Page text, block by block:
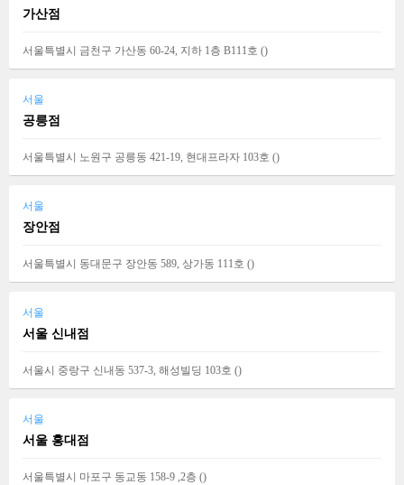
가산점
서울특별시 금천구 가산동 60-24, 지하 1층 B111호 ()
서울
공릉점
서울특별시 노원구 공릉동 421-19, 현대프라자 103호 ()
서울
장안점
서울특별시 동대문구 장안동 589, 상가동 111호 ()
서울
서울 신내점
서울시 중랑구 신내동 537-3, 해성빌딩 103호 ()
서울
서울 홍대점
서울특별시 마포구 동교동 158-9 ,2층 ()